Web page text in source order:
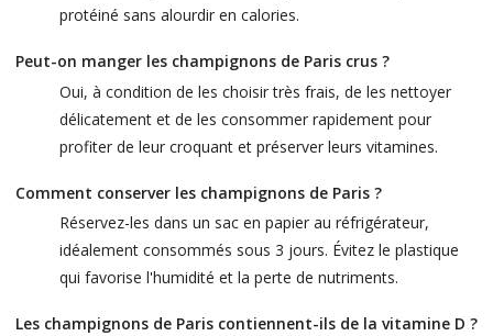
protéiné sans alourdir en calories.
Peut-on manger les champignons de Paris crus ?
Oui, à condition de les choisir très frais, de les nettoyer
délicatement et de les consommer rapidement pour
profiter de leur croquant et préserver leurs vitamines.
Comment conserver les champignons de Paris ?
Réservez-les dans un sac en papier au réfrigérateur,
idéalement consommés sous 3 jours. Évitez le plastique
qui favorise l'humidité et la perte de nutriments.
Les champignons de Paris contiennent-ils de la vitamine D ?